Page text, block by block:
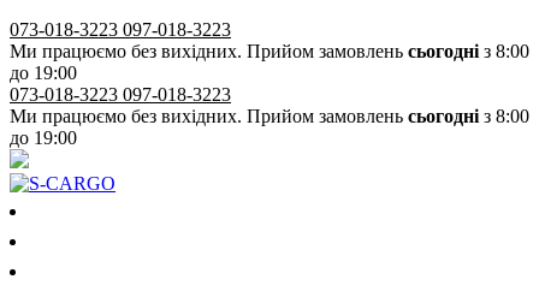
073-018-3223 097-018-3223
Ми працюємо без вихідних. Прийом замовлень сьогодні з 8:00
до 19:00
073-018-3223 097-018-3223
Ми працюємо без вихідних. Прийом замовлень сьогодні з 8:00
до 19:00